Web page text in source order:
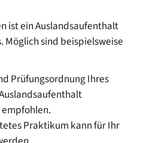
ist ein Auslandsaufenthalt
Möglich sind beispielsweise
Prüfungsordnung Ihres
Praktikum kann für Ihr